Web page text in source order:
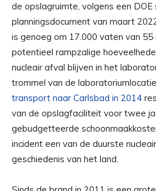
de opslagruimte, volgens een
planningsdocument van maart
is genoeg om 17.000 vaten van 55
potentieel rampzalige
nucleair afval blijven in het
trommel van de
transport naar Carlsbad in 2014
van de opslagfaciliteit voor twee
gebudgetteerde
incident een van de duurste
geschiedenis van het land.